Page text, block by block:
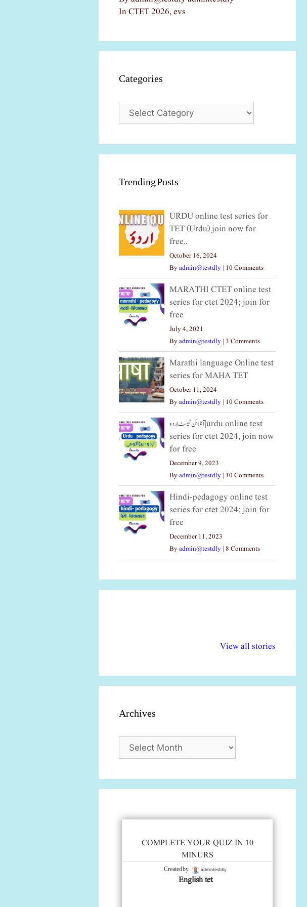
In CTET 2026, evs
Categories
Categories
Trending Posts
URDU online test series for
TET (Urdu) join now for
free..
October 16, 2024
Byadmin@testdly | 10 Comments
MARATHI CTET online test
series for ctet 2024; join for
free
July 4, 2021
Byadmin@testdly | 3 Comments
Marathi language Online test
series for MAHA TET
October 11, 2024
Byadmin@testdly | 10 Comments
آنلائن ٹیسٹ اردو|urdu online test
series for ctet 2024, join now
for free
December 9, 2023
Byadmin@testdly | 10 Comments
Hindi-pedagogy online test
series for ctet 2024; join for
free
December 11, 2023
Byadmin@testdly | 8 Comments
View all stories
अधिकार दिवस| 18
Archives
Archives
COMPLETE YOUR QUIZ IN 10
MINURS
Created by admintestdly
English tet